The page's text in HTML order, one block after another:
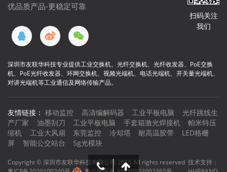
优品质产品-更稳定可靠
扫码关注
我们
深圳市友联华科技专业提供工业交换机、光纤交换机、光纤收发器、PoE交换
机、PoE光纤收发器、环网交换机、视频光端机、电话光端机、开关量光端机、
对讲光端机等工业通信及网络传输产品。
友情链接： 移动监控 高清编解码器 工业平板电脑
光纤跳线生
产厂家
油墨刮刀 工业平板电脑 手套箱激光焊接机
帕米特压
缩机
工业大风扇 东莞监控 冷却塔 耐高温胶带
LED格栅
屏
智能公交站台 5g光模块
Copyright © 深圳市友联华科技有限公司 2015 All rights reserved 技术支持：